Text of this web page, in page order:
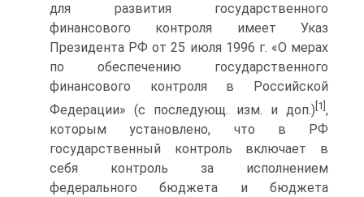
для развития государственного
финансового контроля имеет Указ
Президента РФ от 25 июля 1996 г. «О мерах
по обеспечению государственного
финансового контроля в Российской
Федерации» (с последующ. изм. и доп.) [1] ,
которым установлено, что в РФ
государственный контроль включает в
себя контроль за исполнением
федерального бюджета и бюджета